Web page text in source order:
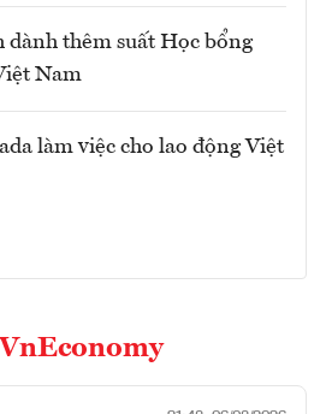
dành thêm suất Học bổng
Nam
làm việc cho lao động Việt
VnEconomy